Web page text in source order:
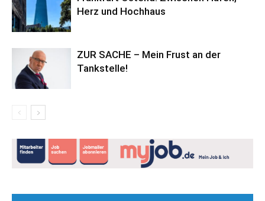
Herz und Hochhaus
ZUR SACHE – Mein Frust an der
Tankstelle!